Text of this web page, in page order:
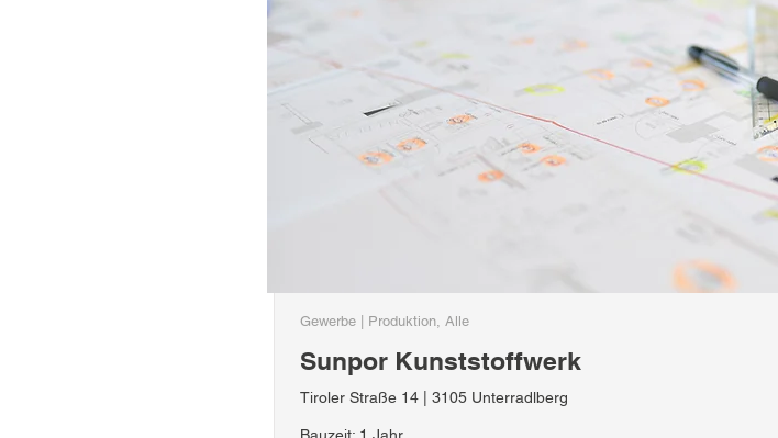
Gewerbe | Produktion, Alle
Sunpor Kunststoffwerk
Tiroler Straße 14 | 3105 Unterradlberg